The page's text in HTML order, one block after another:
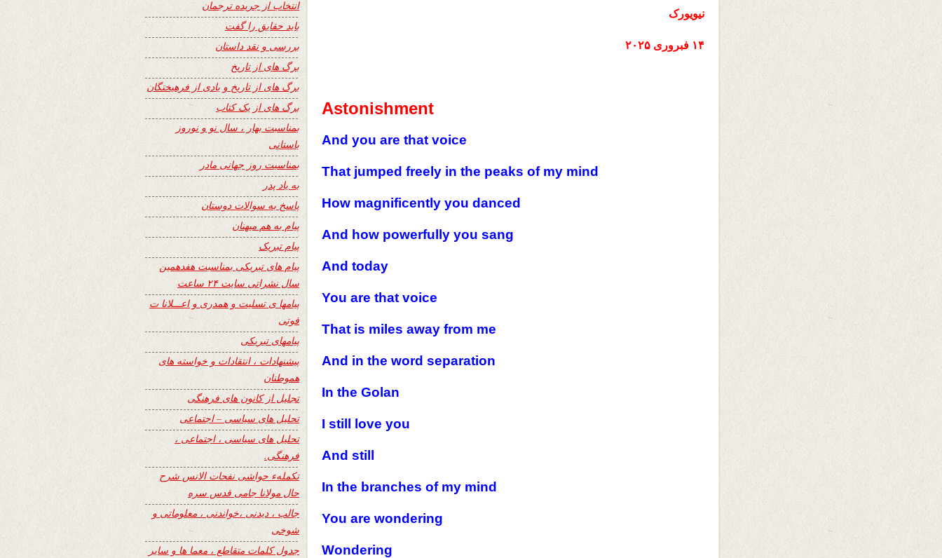
نیویورک
۱۴ فبروری ۲۰۲۵
Astonishment
And you are that voice
That jumped freely in the peaks of my mind
How magnificently you danced
And how powerfully you sang
And today
You are that voice
That is miles away from me
And in the word separation
In the Golan
I still love you
And still
In the branches of my mind
You are wondering
Wondering
انتخاب از جریده ترجمان
باید حقایق را گفت
بررسی و نقد داستان
برگ های از تاریخ
برگ های از تاریخ و یادی از فرهیختگان
برگ های از یک کتاب
بمناسبت بهار ، سال نو و نوروز
باستانی
بمناسبت روز جهانی مادر
به یاد پدر
پاسخ به سوالات دوستان
پیام به هم میهنان
پیام تبریک
پیام های تبریکی بمناسبت هفدهمین
سال نشراتی سایت ۲۴ ساعت
پیامها ی تسلیت و همدری و اعـــلانا ت
فوتی
پیامهای تبریکی
پیشنهادات ، انتقادات و خواسته های
هموطنان
تجلیل از کانون های فرهنگی
تحلیل های سیاسی – اجتماعی
تحلیل های سیاسی ، اجتماعی ،
فرهنگی.
تکملهء حواشی نفحات الانس شرح
حال مولانا جامی قدس سره
جالب ، دیدنی ،خواندنی ، معلوماتی و
شوخی
جدول کلمات متقاطع ، معما ها و سایر